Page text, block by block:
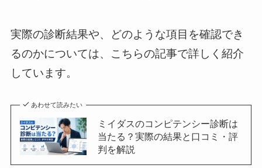
実際の診断結果や、どのような項目を確認でき
るのかについては、こちらの記事で詳しく紹介
しています。
あわせて読みたい
ミイダスのコンピテンシー診断は
当たる？実際の結果と口コミ・評
判を解説